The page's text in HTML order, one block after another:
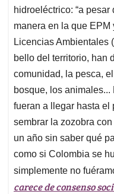
hidroeléctrico: “a
manera en la que
Licencias Ambientales
bello del territorio, han
comunidad, la pesca,
bosque, los animales...
fueran a llegar hasta el
sembrar la zozobra
un año sin saber qué
como si Colombia se
simplemente no
carece de consenso